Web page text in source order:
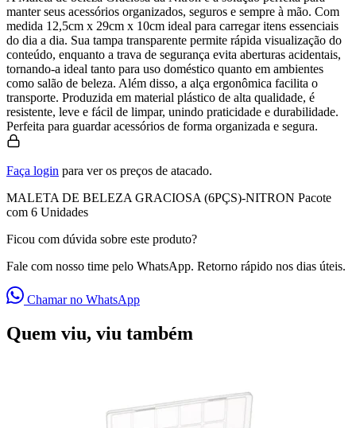
manter seus acessórios organizados, seguros e sempre à mão. Com
medida 12,5cm x 29cm x 10cm ideal para carregar itens essenciais
do dia a dia. Sua tampa transparente permite rápida visualização do
conteúdo, enquanto a trava de segurança evita aberturas acidentais,
tornando-a ideal tanto para uso doméstico quanto em ambientes
como salão de beleza. Além disso, a alça ergonômica facilita o
transporte. Produzida em material plástico de alta qualidade, é
resistente, leve e fácil de limpar, unindo praticidade e durabilidade.
Perfeita para guardar acessórios de forma organizada e segura.
Faça login para ver os preços de atacado.
MALETA DE BELEZA GRACIOSA (6PÇS)-NITRON Pacote
com 6 Unidades
Ficou com dúvida sobre este produto?
Fale com nosso time pelo WhatsApp. Retorno rápido nos dias úteis.
Chamar no WhatsApp
Quem viu, viu também